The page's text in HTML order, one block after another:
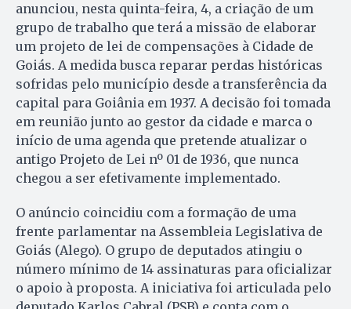
anunciou, nesta quinta-feira, 4, a criação de um
grupo de trabalho que terá a missão de elaborar
um projeto de lei de compensações à Cidade de
Goiás. A medida busca reparar perdas históricas
sofridas pelo município desde a transferência da
capital para Goiânia em 1937. A decisão foi tomada
em reunião junto ao gestor da cidade e marca o
início de uma agenda que pretende atualizar o
antigo Projeto de Lei nº 01 de 1936, que nunca
chegou a ser efetivamente implementado.
O anúncio coincidiu com a formação de uma
frente parlamentar na Assembleia Legislativa de
Goiás (Alego). O grupo de deputados atingiu o
número mínimo de 14 assinaturas para oficializar
o apoio à proposta. A iniciativa foi articulada pelo